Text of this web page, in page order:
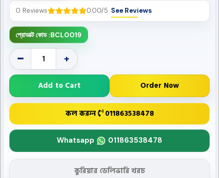
0 Reviews 0.00/5 See Reviews
প্রোডাক্ট কোড :BCL0019
- +
Add to Cart Order Now
কল করুন 011863538478
Whatsapp 011863538478
কুরিয়ার ডেলিভারি খরচ